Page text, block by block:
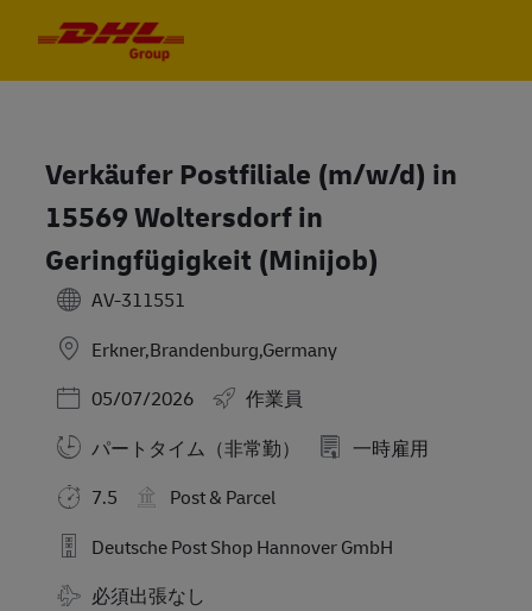
Verkäufer Postfiliale (m/w/d) in
15569 Woltersdorf in
Geringfügigkeit (Minijob)
AV-311551
Erkner,Brandenburg,Germany
Posted Date
05/07/2026
作業員
パートタイム（非常勤）
一時雇用
7.5
Post & Parcel
Deutsche Post Shop Hannover GmbH
Travel Required
必須出張なし